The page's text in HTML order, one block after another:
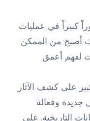
كبيراً في عمليات
أصبح من الممكن
لفهم أعمق
على كشف الآثار
جديدة وفعالة
التاريخية. على